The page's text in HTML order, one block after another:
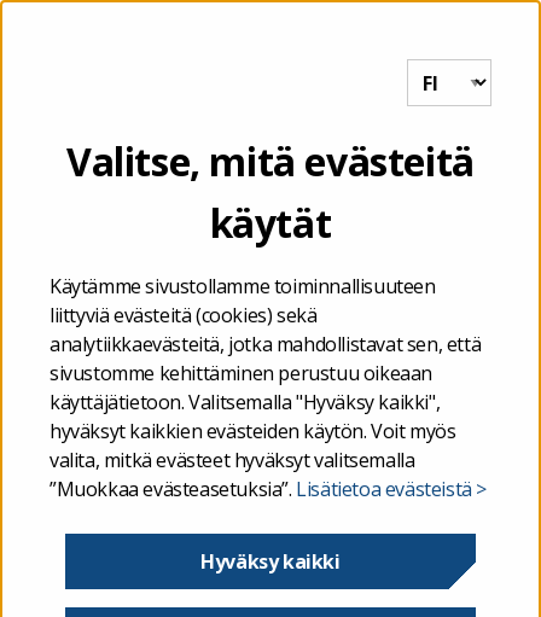
Valitse, mitä evästeitä
käytät
Käytämme sivustollamme toiminnallisuuteen
liittyviä evästeitä (cookies) sekä
analytiikkaevästeitä, jotka mahdollistavat sen, että
sivustomme kehittäminen perustuu oikeaan
käyttäjätietoon. Valitsemalla "Hyväksy kaikki",
hyväksyt kaikkien evästeiden käytön. Voit myös
valita, mitkä evästeet hyväksyt valitsemalla
”Muokkaa evästeasetuksia”. Lisätietoa evästeistä >
Hyväksy kaikki
Valtiontalouden
kuukausikatsaus 7/2022
uutiset